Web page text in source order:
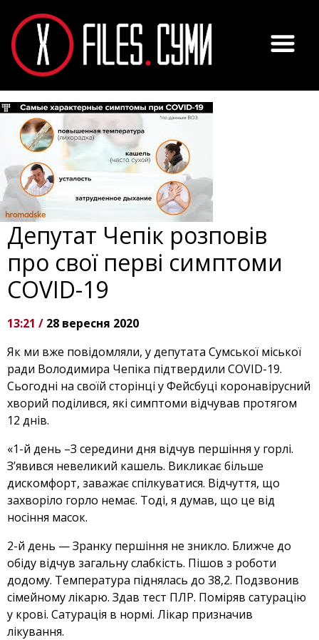
Депутат Чепік розповів
про свої перві симптоми
COVID-19
13:21 / 28 вересня 2020
Як ми вже повідомляли, у депутата Сумської міської
ради Володимира Чепіка підтвердили COVID-19.
Сьогодні на своїй сторінці у Фейсбуці коронавірусний
хворий поділився, які симптоми відчував протягом
12 днів.
«1-й день –З середини дня відчув першіння у горлі.
З’явився невеликий кашель. Викликає більше
дискомфорт, заважає спілкуватися. Відчуття, що
захворіло горло немає. Тоді, я думав, що це від
носіння масок.
2-й день — Зранку першіння не зникло. Ближче до
обіду відчув загальну слабкість. Пішов з роботи
додому. Температура піднялась до 38,2. Подзвонив
сімейному лікарю. Здав тест ПЛР. Поміряв сатурацію
у крові. Сатурація в нормі. Лікар призначив
лікування.